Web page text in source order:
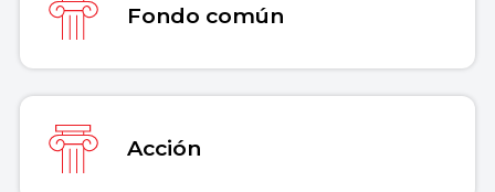
Fondo común
Acción